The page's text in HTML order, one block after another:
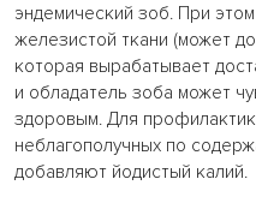
эндемический зоб. При
железистой ткани (может
которая вырабатывает
и обладатель зоба может
здоровым. Для
неблагополучных по
добавляют йодистый калий.